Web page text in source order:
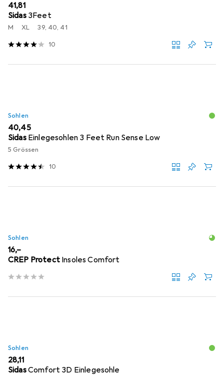
EUR
41,81
Sidas 3Feet
M XL 39, 40, 41
10
Sohlen
EUR
40,45
Sidas Einlegesohlen 3 Feet Run Sense Low
5 Grössen
10
Sohlen
EUR
16,–
CREP Protect Insoles Comfort
Sohlen
EUR
28,11
SidasComfort 3D Einlegesohle